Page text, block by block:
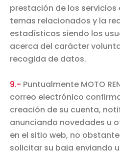
prestación de los
temas relacionados y la
estadísticos siendo los
acerca del carácter
recogida de datos.
9.- Puntualmente MOTO
correo electrónico
creación de su cuenta,
anunciando novedades u
en el sitio web, no
solicitar su baja enviando